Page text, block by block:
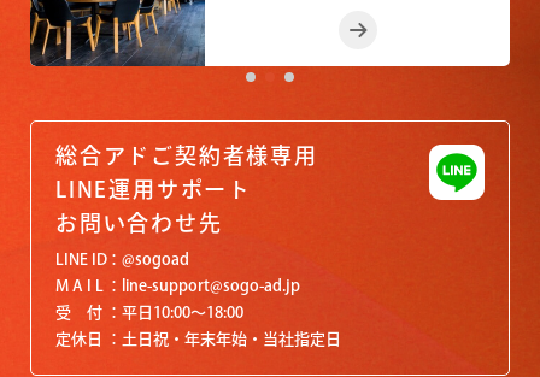
総合アドご契約者様専用
LINE運用サポート
お問い合わせ先
LINE ID
@sogoad
M A I L
line-support@sogo-ad.jp
受 付
平日10:00〜18:00
定休日
土日祝・年末年始・当社指定日